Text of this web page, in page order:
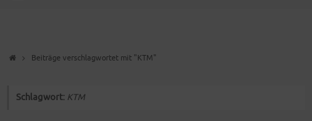
StartBeiträge verschlagwortet mit "KTM"
Schlagwort: KTM